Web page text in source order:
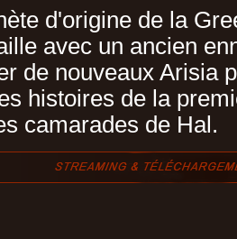
d'origine de la
avec un ancien
de nouveaux Arisia
histoires de la
camarades de Hal.